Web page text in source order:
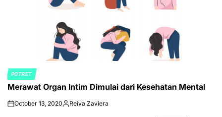
POSTED
IN
POTRET
Merawat Organ Intim Dimulai dari Kesehatan Mental
onOctober 13, 2020Posted
Reiva Zaviera